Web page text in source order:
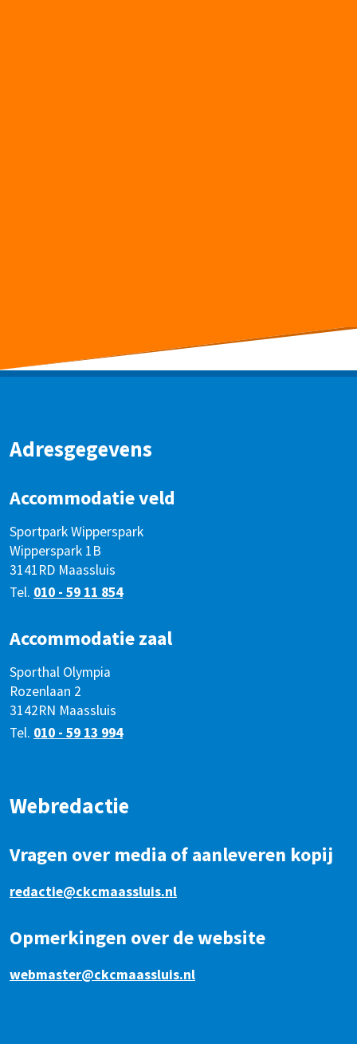
Adresgegevens
Accommodatie veld
Sportpark Wipperspark
Wipperspark 1B
3141RD Maassluis
Tel. 010 - 59 11 854
Accommodatie zaal
Sporthal Olympia
Rozenlaan 2
3142RN Maassluis
Tel. 010 - 59 13 994
Webredactie
Vragen over media of aanleveren kopij
redactie@ckcmaassluis.nl
Opmerkingen over de website
webmaster@ckcmaassluis.nl